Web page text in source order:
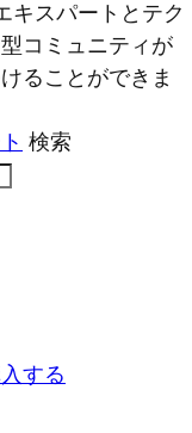
キスパートとテク
コミ​ュニティが
ることができま
検索
する